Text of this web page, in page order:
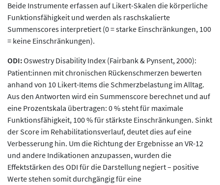
Beide Instrumente erfassen auf Likert-Skalen die körperliche
Funktionsfähigkeit und werden als raschskalierte
Summenscores interpretiert (0 = starke Einschränkungen, 100
= keine Einschränkungen).
ODI:Oswestry Disability Index (Fairbank & Pynsent, 2000):
Patient:innen mit chronischen Rückenschmerzen bewerten
anhand von 10 Likert-Items die Schmerzbelastung im Alltag.
Aus den Antworten wird ein Summenscore berechnet und auf
eine Prozentskala übertragen: 0 % steht für maximale
Funktionsfähigkeit, 100 % für stärkste Einschränkungen. Sinkt
der Score im Rehabilitationsverlauf, deutet dies auf eine
Verbesserung hin. Um die Richtung der Ergebnisse an VR-12
und andere Indikationen anzupassen, wurden die
Effektstärken des ODI für die Darstellung negiert – positive
Werte stehen somit durchgängig für eine